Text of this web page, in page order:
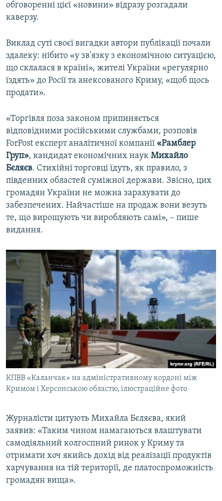
обговоренні цієї «новини» відразу розгадали
каверзу.
Виклад суті своєї вигадки автори публікації почали
здалеку: нібито «у зв'язку з економічною ситуацією,
що склалася в країні», жителі України «регулярно
їздять» до Росії та анексованого Криму, «щоб щось
продати».
«Торгівля поза законом припиняється
відповідними російськими службами, розповів
ForPost експерт аналітичної компанії «Рамблер
Груп», кандидат економічних наук Михайло
Бєляєв. Стихійні торговці їдуть, як правило, з
південних областей суміжної держави. Звісно, цих
громадян України не можна зарахувати до
забезпечених. Найчастіше на продаж вони везуть
те, що вирощують чи виробляють самі», – пише
видання.
КПВВ «Каланчак» на адміністративному кордоні між
Кримом і Херсонською областю, ілюстраційне фото
Журналісти цитують Михайла Бєляєва, який
заявив: «Таким чином намагаються влаштувати
самодіяльний колгоспний ринок у Криму та
отримати хоч якийсь дохід від реалізації продуктів
харчування на тій території, де платоспроможність
громадян вища».